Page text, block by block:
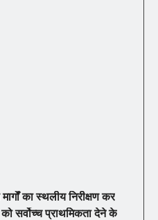
का स्थलीय निरीक्षण कर
सर्वोच्च प्राथमिकता देने के